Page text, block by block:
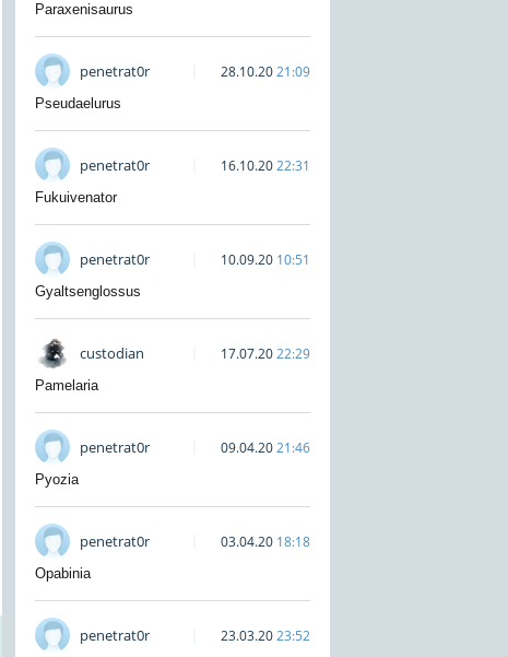
Paraxenisaurus
penetrat0r 28.10.2021:09
Pseudaelurus
penetrat0r 16.10.2022:31
Fukuivenator
penetrat0r 10.09.20 10:51
Gyaltsenglossus
custodian 17.07.2022:29
Pamelaria
penetrat0r 09.04.2021:46
Pyozia
penetrat0r 03.04.20 18:18
Opabinia
penetrat0r 23.03.2023:52